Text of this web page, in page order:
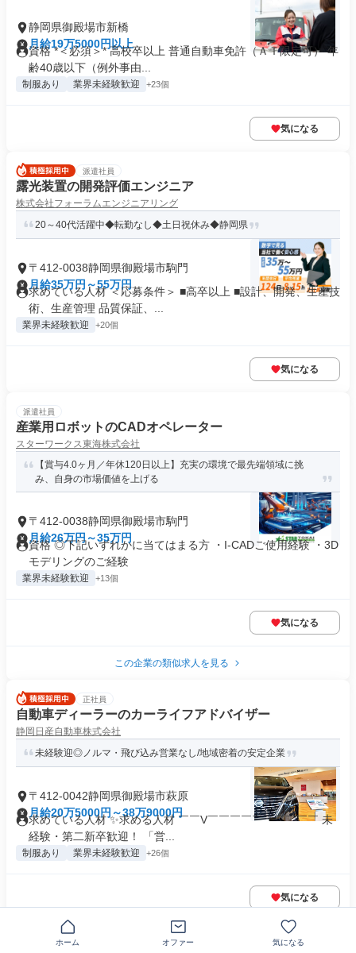
静岡県御殿場市新橋
月給19万5000円以上
資格 *＜必須＞* 高校卒以上 普通自動車免許（ＡＴ限定可） 年
齢40歳以下（例外事由...
制服あり 業界未経験歓迎 +23個
気になる
派遣社員
露光装置の開発評価エンジニア
株式会社フォーラムエンジニアリング
20～40代活躍中◆転勤なし◆土日祝休み◆静岡県
〒412-0038静岡県御殿場市駒門
月給35万円～55万円
求めている人材 ＜応募条件＞ ■高卒以上 ■設計、開発、生産技
術、生産管理 品質保証、...
業界未経験歓迎 +20個
気になる
派遣社員
産業用ロボットのCADオペレーター
スターワークス東海株式会社
【賞与4.0ヶ月／年休120日以上】充実の環境で最先端領域に挑
み、自身の市場価値を上げる
〒412-0038静岡県御殿場市駒門
月給26万円～35万円
資格 ◎下記いずれかに当てはまる方 ・I-CADご使用経験 ・3D
モデリングのご経験
業界未経験歓迎 +13個
気になる
この企業の類似求人を見る
正社員
自動車ディーラーのカーライフアドバイザー
静岡日産自動車株式会社
未経験迎◎ノルマ・飛び込み営業なし/地域密着の安定企業
〒412-0042静岡県御殿場市萩原
月給20万5000円～38万9000円
求めている人材 ✨求める人材 ￣￣V￣￣￣￣￣￣￣￣￣￣ 未
経験・第二新卒歓迎！ 「営...
制服あり 業界未経験歓迎 +26個
気になる
ホーム オファー 気になる